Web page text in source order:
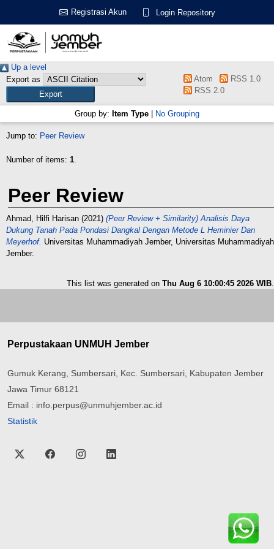
Registrasi Akun Login Repository
Up a level
Export as
Atom
RSS 1.0
RSS 2.0
Group by: Item Type No Grouping
Jump to: Peer Review
Number of items: 1.
Peer Review
Ahmad, Hilfi Harisan (2021) (Peer Review + Similarity) Analisis Daya
Dukung Tanah Pada Pondasi Dangkal Dengan Metode L Heminier Dan
Meyerhof. Universitas Muhammadiyah Jember, Universitas Muhammadiyah
Jember.
This list was generated on Thu Aug 6 10:00:45 2026 WIB.
Perpustakaan UNMUH Jember
Gumuk Kerang, Sumbersari, Kec. Sumbersari, Kabupaten Jember
Jawa Timur 68121
Email : info.perpus@unmuhjember.ac.id
Statistik